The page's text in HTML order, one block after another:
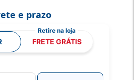
e prazo
FRETE GRÁTIS